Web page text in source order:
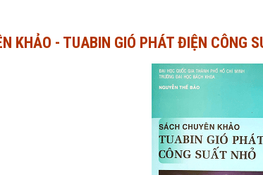
KHẢO - TUABIN GIÓ PHÁT ĐIỆN CÔNG